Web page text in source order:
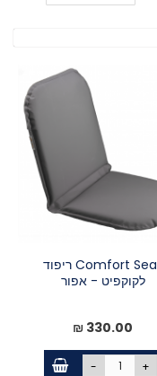
Comfort Seat ריפוד
לקוקפיט - אפור
330.00 ₪
- +